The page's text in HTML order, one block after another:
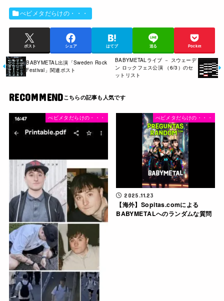
べビメタだらけの・・・
ポスト シェア はてブ 送る Pocket
BABYMETAL出演「Sweden Rock
Festival」関連ポスト
BABYMETALライブ － スウェーデ
ン ロックフェス公演 （6/3）のセ
ットリスト
RECOMMEND
べビメタだらけの・・・ べビメタだらけの・・・
2025.11.23
【海外】Sopitas.comによる
BABYMETALへのランダムな質問